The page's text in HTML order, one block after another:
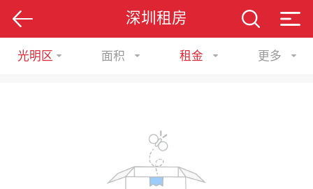
深圳租房
光明区 面积 租金 更多